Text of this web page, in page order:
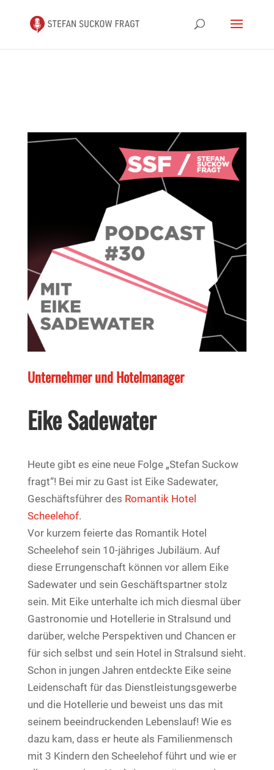
Unternehmer und Hotelmanager
Eike Sadewater
Heute gibt es eine neue Folge „Stefan Suckow
fragt“! Bei mir zu Gast ist Eike Sadewater,
Geschäftsführer des Romantik Hotel
Scheelehof.
Vor kurzem feierte das Romantik Hotel
Scheelehof sein 10-jähriges Jubiläum. Auf
diese Errungenschaft können vor allem Eike
Sadewater und sein Geschäftspartner stolz
sein. Mit Eike unterhalte ich mich diesmal über
Gastronomie und Hotellerie in Stralsund und
darüber, welche Perspektiven und Chancen er
für sich selbst und sein Hotel in Stralsund sieht.
Schon in jungen Jahren entdeckte Eike seine
Leidenschaft für das Dienstleistungsgewerbe
und die Hotellerie und beweist uns das mit
seinem beeindruckenden Lebenslauf! Wie es
dazu kam, dass er heute als Familienmensch
mit 3 Kindern den Scheelehof führt und wie er